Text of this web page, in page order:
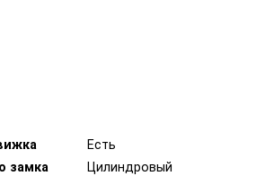
Есть
замка
Цилиндровый